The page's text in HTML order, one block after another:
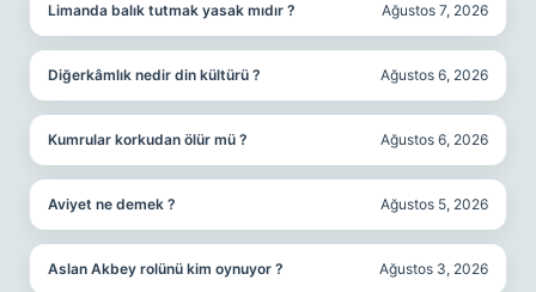
Limanda balık tutmak yasak mıdır ? Ağustos 7, 2026
Diğerkâmlık nedir din kültürü ? Ağustos 6, 2026
Kumrular korkudan ölür mü ? Ağustos 6, 2026
Aviyet ne demek ? Ağustos 5, 2026
Aslan Akbey rolünü kim oynuyor ? Ağustos 3, 2026